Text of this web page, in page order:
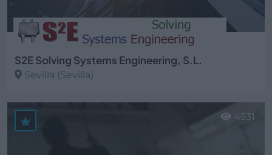
S2E Solving Systems Engineering, S.L.
Sevilla (Sevilla)
Ver más
4531